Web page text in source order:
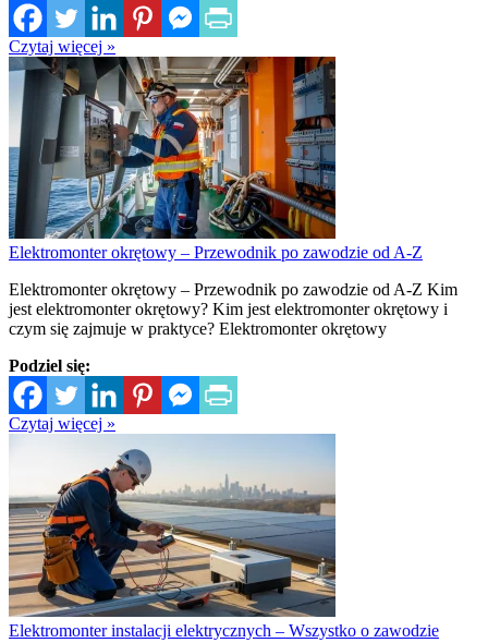
Czytaj więcej »
Elektromonter okrętowy – Przewodnik po zawodzie od A-Z
Elektromonter okrętowy – Przewodnik po zawodzie od A-Z Kim
jest elektromonter okrętowy? Kim jest elektromonter okrętowy i
czym się zajmuje w praktyce? Elektromonter okrętowy
Podziel się:
Czytaj więcej »
Elektromonter instalacji elektrycznych – Wszystko o zawodzie